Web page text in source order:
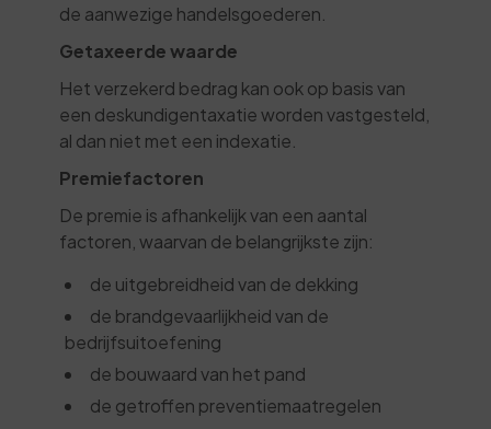
de aanwezige handelsgoederen.
Getaxeerde waarde
Het verzekerd bedrag kan ook op basis van
een deskundigentaxatie worden vastgesteld,
al dan niet met een indexatie.
Premiefactoren
De premie is afhankelijk van een aantal
factoren, waarvan de belangrijkste zijn:
de uitgebreidheid van de dekking
de brandgevaarlijkheid van de
bedrijfsuitoefening
de bouwaard van het pand
de getroffen preventiemaatregelen